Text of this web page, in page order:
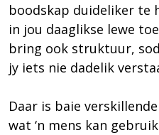
boodskap duideliker te
in jou daaglikse lewe
bring ook struktuur,
jy iets nie dadelik
Daar is baie
wat ‘n mens kan